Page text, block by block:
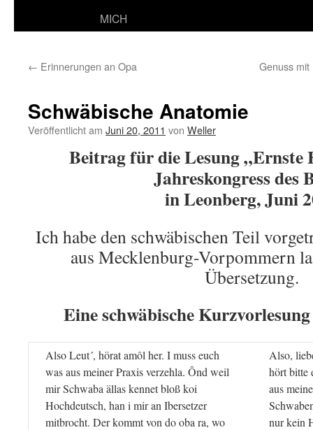
MICH
← Erinnerungen an Opa Genuss
Schwäbische Anatomie
Veröffentlicht am Juni 20, 2011 von Weller
Beitrag für die Lesung „Ernste
Jahreskongress des
in Leonberg, Juni
Ich habe den schwäbischen Teil
aus Mecklenburg-Vorpommern
Übersetzung.
Eine schwäbische
Also Leut´, hörat amôl her. I muss euch
was aus meiner Praxis verzehla. Ônd weil
mir Schwaba ällas kennet bloß koi
Hochdeutsch, han i mir an Ibersetzer
mitbrocht. Der kommt von do oba ra, wo
Also,
hört bitte
aus
nur kein